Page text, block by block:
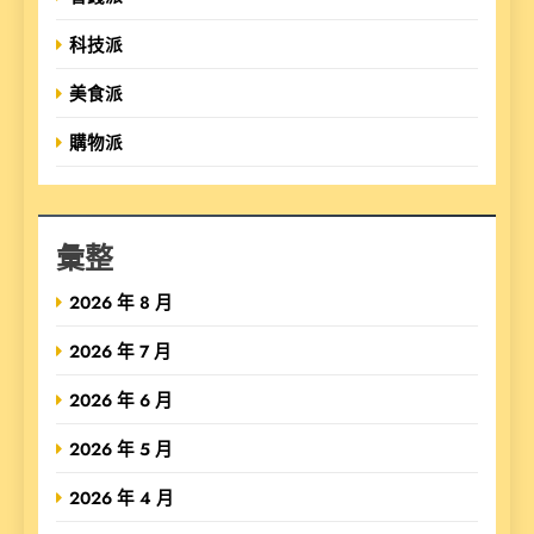
科技派
美食派
購物派
彙整
2026 年 8 月
2026 年 7 月
2026 年 6 月
2026 年 5 月
2026 年 4 月